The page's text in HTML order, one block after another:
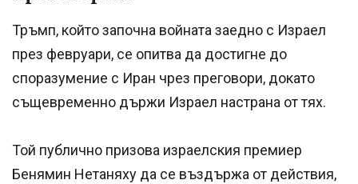
Тръмп, който започна войната заедно с Израел
през февруари, се опитва да достигне до
споразумение с Иран чрез преговори, докато
същевременно държи Израел настрана от тях.
Той публично призова израелския премиер
Бенямин Нетаняху да се въздържа от действия,